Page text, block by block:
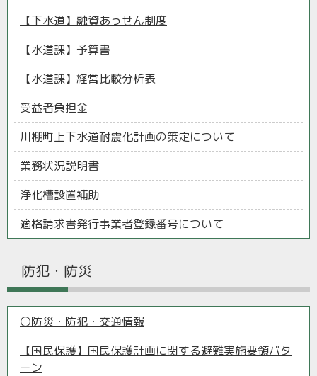
【下水道】融資あっせん制度
【水道課】予算書
【水道課】経営比較分析表
受益者負担金
川棚町上下水道耐震化計画の策定について
業務状況説明書
浄化槽設置補助
適格請求書発行事業者登録番号について
防犯・防災
〇防災・防犯・交通情報
【国民保護】国民保護計画に関する避難実施要領パタ
ーン